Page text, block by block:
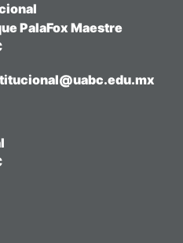
PalaFox Maestre